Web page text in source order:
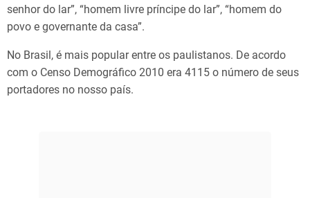
senhor do lar”, “homem livre príncipe do lar”, “homem do
povo e governante da casa”.
No Brasil, é mais popular entre os paulistanos. De acordo
com o Censo Demográfico 2010 era 4115 o número de seus
portadores no nosso país.